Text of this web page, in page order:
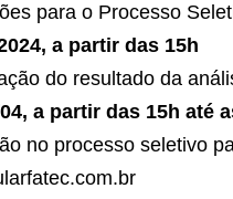
para o Processo
a partir das 15h
do resultado da
a partir das 15h até
no processo seletivo